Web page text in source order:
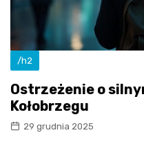
/h2
Ostrzeżenie o
Kołobrzegu
29 grudnia 2025